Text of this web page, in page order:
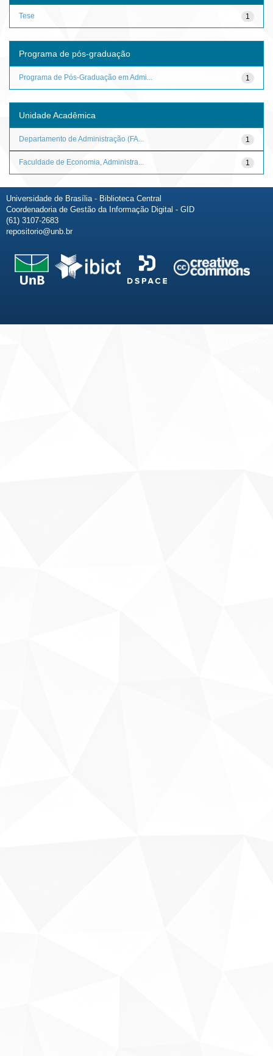
1
Tese
Programa de pós-graduação
1
Programa de Pós-Graduação em Admi...
Unidade Acadêmica
1
Departamento de Administração (FA...
1
Faculdade de Economia, Administra...
Universidade de Brasília - Biblioteca Central
Coordenadoria de Gestão da Informação Digital - GID
(61) 3107-2683
repositorio@unb.br